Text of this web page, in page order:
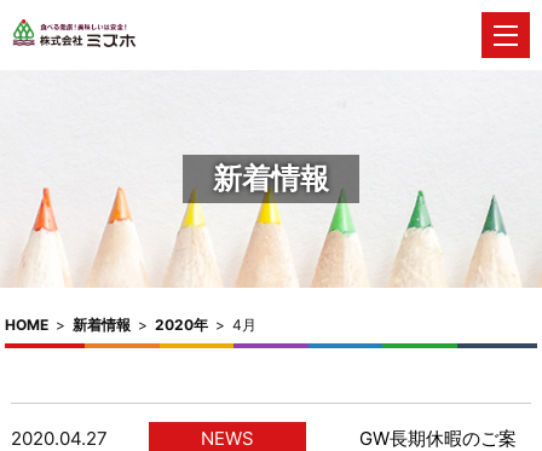
新着情報
HOME > 新着情報 > 2020年 > 4月
2020.04.27 NEWS
GW長期休暇のご案